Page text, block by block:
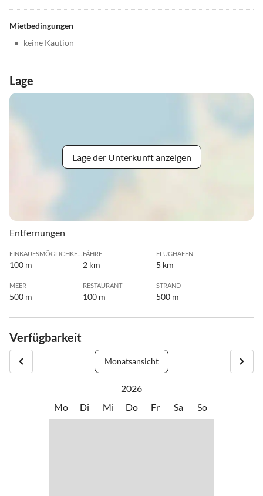
Mietbedingungen
• keine Kaution
Lage
Lage der Unterkunft anzeigen
Entfernungen
100 m
FÄHRE
2 km
FLUGHAFEN
5 km
MEER
500 m
RESTAURANT
100 m
STRAND
500 m
Verfügbarkeit
Monatsansicht
2026
Mo
Di Mi Do Fr Sa So